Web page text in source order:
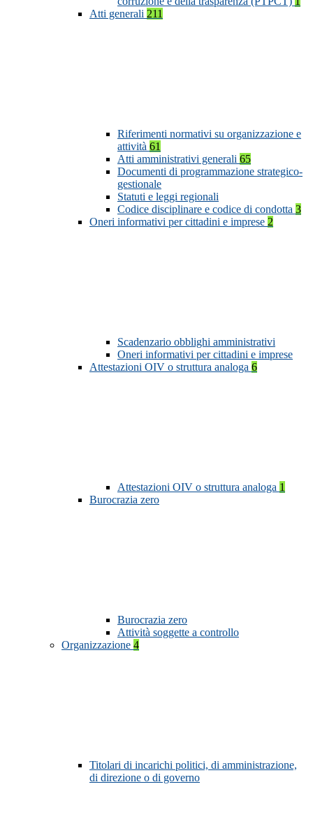
Atti generali 211
Riferimenti normativi su organizzazione e
attività 61
Atti amministrativi generali 65
Documenti di programmazione strategico-
gestionale
Statuti e leggi regionali
Codice disciplinare e codice di condotta 3
Oneri informativi per cittadini e imprese 2
Scadenzario obblighi amministrativi
Oneri informativi per cittadini e imprese
Attestazioni OIV o struttura analoga 6
Attestazioni OIV o struttura analoga 1
Burocrazia zero
Burocrazia zero
Attività soggette a controllo
Organizzazione 4
Titolari di incarichi politici, di amministrazione,
di direzione o di governo